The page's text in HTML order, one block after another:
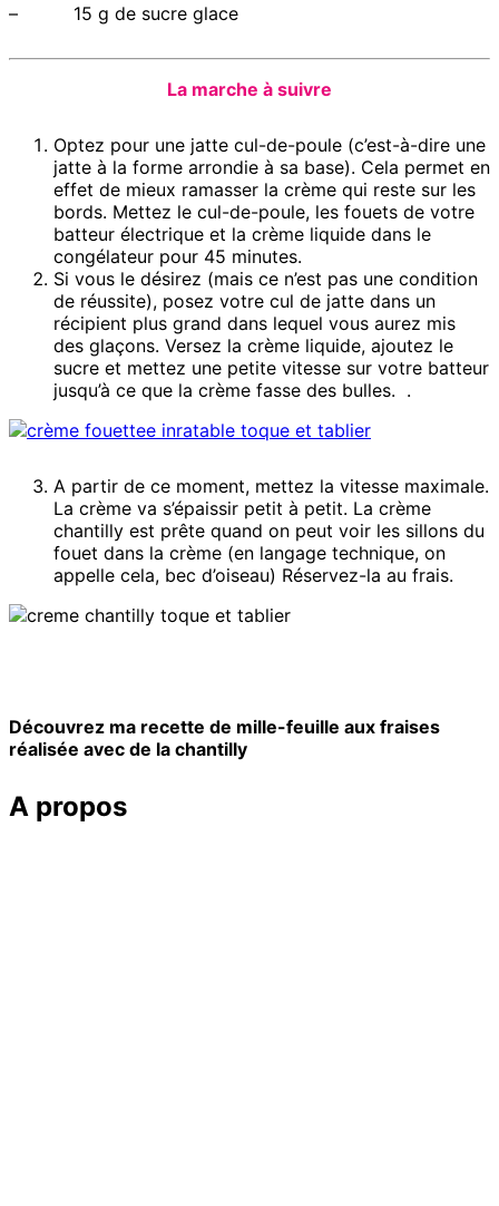
– 15 g de sucre glace
La marche à suivre
Optez pour une jatte cul-de-poule (c’est-à-dire une
jatte à la forme arrondie à sa base). Cela permet en
effet de mieux ramasser la crème qui reste sur les
bords. Mettez le cul-de-poule, les fouets de votre
batteur électrique et la crème liquide dans le
congélateur pour 45 minutes.
Si vous le désirez (mais ce n’est pas une condition
de réussite), posez votre cul de jatte dans un
récipient plus grand dans lequel vous aurez mis
des glaçons. Versez la crème liquide, ajoutez le
sucre et mettez une petite vitesse sur votre batteur
jusqu’à ce que la crème fasse des bulles. .
A partir de ce moment, mettez la vitesse maximale.
La crème va s’épaissir petit à petit. La crème
chantilly est prête quand on peut voir les sillons du
fouet dans la crème (en langage technique, on
appelle cela, bec d’oiseau) Réservez-la au frais.
Découvrez ma recette de mille-feuille aux fraises
réalisée avec de la chantilly
A propos